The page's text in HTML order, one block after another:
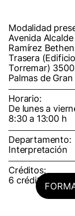
Modalidad
Avenida
Ramírez
Trasera (Edificio
Torremar)
Palmas de
Horario:
De lunes a
8:30 a 13:00 h
Departamento:
Interpretación
Créditos:
6 créditos ECTS